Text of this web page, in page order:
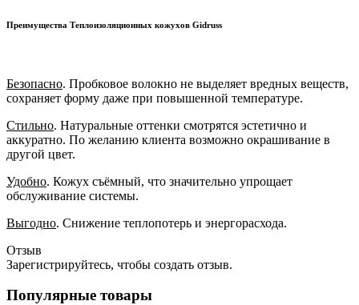
Преимущества Теплоизоляционных кожухов Gidruss
Безопасно. Пробковое волокно не выделяет вредных веществ,
сохраняет форму даже при повышенной температуре.
Стильно. Натуральные оттенки смотрятся эстетично и
аккуратно. По желанию клиента возможно окрашивание в
другой цвет.
Удобно. Кожух съёмный, что значительно упрощает
обслуживание системы.
Выгодно. Снижение теплопотерь и энергорасхода.
Отзыв
Зарегистрируйтесь, чтобы создать отзыв.
Популярные товары